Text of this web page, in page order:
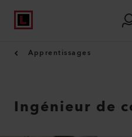
Apprentissages
Ingénieur de